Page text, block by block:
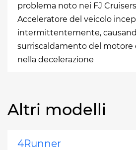
problema noto nei FJ Cruisers
Acceleratore del veicolo
intermittentemente,
surriscaldamento del motore
nella decelerazione
Altri modelli
4Runner